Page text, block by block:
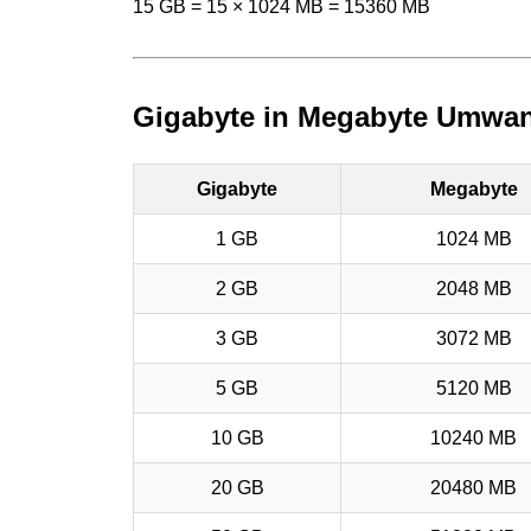
15 GB = 15 × 1024 MB = 15360 MB
Gigabyte in Megabyte
Gigabyte Megabyte
1 GB 1024 MB
2 GB 2048 MB
3 GB 3072 MB
5 GB 5120 MB
10 GB 10240 MB
20 GB 20480 MB